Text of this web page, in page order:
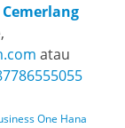
atau
One Hana